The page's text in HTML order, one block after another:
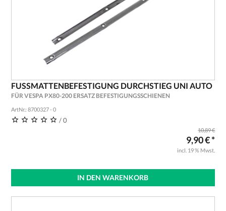
FUSSMATTENBEFESTIGUNG DURCHSTIEG UNI AUTO
FÜR VESPA PX80-200 ERSATZ BEFESTIGUNGSSCHIENEN
ArtNr.: 8700327 - 0
/ 0
10,89 €
9,90 € *
incl. 19 % Mwst.
IN DEN WARENKORB